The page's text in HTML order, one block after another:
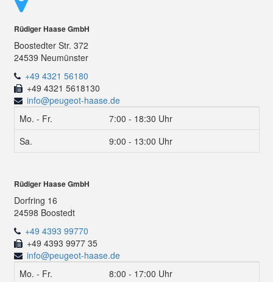
Rüdiger Haase GmbH
Boostedter Str. 372
24539 Neumünster
+49 4321 56180
+49 4321 5618130
info@peugeot-haase.de
Mo. - Fr.
7:00 - 18:30 Uhr
Sa.
9:00 - 13:00 Uhr
Rüdiger Haase GmbH
Dorfring 16
24598 Boostedt
+49 4393 99770
+49 4393 9977 35
info@peugeot-haase.de
Mo. - Fr.
8:00 - 17:00 Uhr